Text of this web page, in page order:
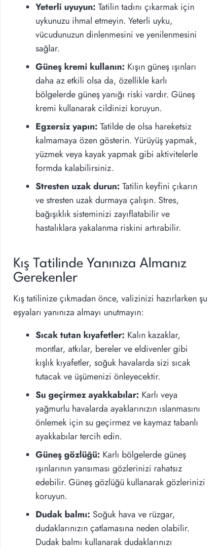
Yeterli uyuyun: Tatilin tadını çıkarmak için
uykunuzu ihmal etmeyin. Yeterli uyku,
vücudunuzun dinlenmesini ve yenilenmesini
sağlar.
Güneş kremi kullanın: Kışın güneş ışınları
daha az etkili olsa da, özellikle karlı
bölgelerde güneş yanığı riski vardır. Güneş
kremi kullanarak cildinizi koruyun.
Egzersiz yapın: Tatilde de olsa hareketsiz
kalmamaya özen gösterin. Yürüyüş yapmak,
yüzmek veya kayak yapmak gibi aktivitelerle
formda kalabilirsiniz.
Stresten uzak durun: Tatilin keyfini çıkarın
ve stresten uzak durmaya çalışın. Stres,
bağışıklık sisteminizi zayıflatabilir ve
hastalıklara yakalanma riskini artırabilir.
Kış Tatilinde Yanınıza Almanız
Gerekenler
Kış tatilinize çıkmadan önce, valizinizi hazırlarken şu
eşyaları yanınıza almayı unutmayın:
Sıcak tutan kıyafetler: Kalın kazaklar,
montlar, atkılar, bereler ve eldivenler gibi
kışlık kıyafetler, soğuk havalarda sizi sıcak
tutacak ve üşümenizi önleyecektir.
Su geçirmez ayakkabılar: Karlı veya
yağmurlu havalarda ayaklarınızın ıslanmasını
önlemek için su geçirmez ve kaymaz tabanlı
ayakkabılar tercih edin.
Güneş gözlüğü: Karlı bölgelerde güneş
ışınlarının yansıması gözlerinizi rahatsız
edebilir. Güneş gözlüğü kullanarak gözlerinizi
koruyun.
Dudak balmı: Soğuk hava ve rüzgar,
dudaklarınızın çatlamasına neden olabilir.
Dudak balmı kullanarak dudaklarınızı